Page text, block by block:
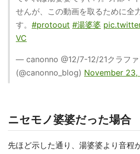
せんが、この動画を取るために全
す。 #protoout #湯婆婆
VC
— canonno @12/7-12/21クラファ
(@canonno_blog) November
ニセモノ婆婆だった場合
先ほど示した通り、湯婆婆より音程